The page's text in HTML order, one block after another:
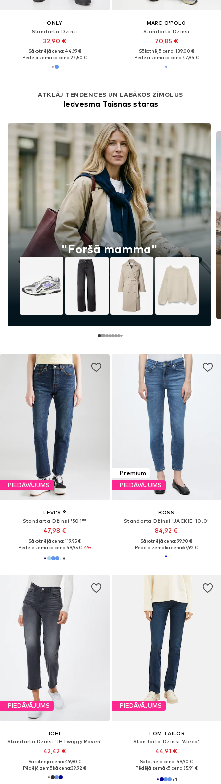
ONLY
Standarta Džinsi
32,90 €
Sākotnējā cena: 44,99 €
Pēdējā zemākā cena:22,50 €
MARC O'POLO
Standarta Džinsi
70,85 €
Sākotnējā cena: 139,00 €
Pēdējā zemākā cena:47,94 €
PIEDĀVĀJUMS
LEVI'S ®
Standarta Džinsi '501®'
47,98 €
Sākotnējā cena: 119,95 €
Pēdējā zemākā cena:49,95 €-4%
+8
Premium
PIEDĀVĀJUMS
BOSS
Standarta Džinsi 'JACKIE 10.0'
84,92 €
Sākotnējā cena: 99,90 €
Pēdējā zemākā cena:67,92 €
PIEDĀVĀJUMS
ICHI
Standarta Džinsi 'IHTwiggy Raven'
42,42 €
Sākotnējā cena: 49,90 €
Pēdējā zemākā cena:39,92 €
ATKLĀJ TENDENCES UN LABĀKOS ZĪMOLUS
Iedvesma Taisnas staras
"Foršā mamma"
PIEDĀVĀJUMS
TOM TAILOR
Standarta Džinsi 'Alexa'
44,91 €
Sākotnējā cena: 49,90 €
Pēdējā zemākā cena:35,91 €
+1